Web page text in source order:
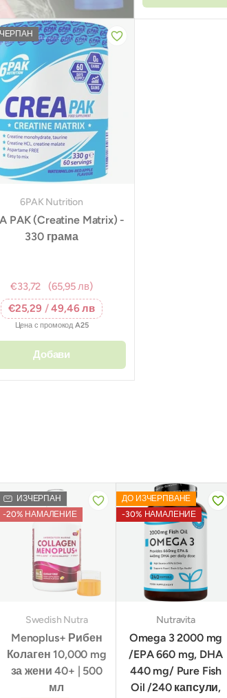
6PAK Nutrition
PAK (Creatine Matrix) -
330 грама
€33,72
(65,95 лв)
€25,29 /49,46 лв
Цена с промокод A25
Добави
ИЗЧЕРПАН
-20% НАМАЛЕНИЕ
Swedish Nutra
Menoplus+ Рибен
Колаген 10,000 mg
за жени 40+ | 500
мл
ДО ИЗЧЕРПВАНЕ
-30% НАМАЛЕНИЕ
Nutravita
Omega 3 2000 mg
/EPA 660 mg, DHA
440 mg/ Pure Fish
Oil /240 капсули,